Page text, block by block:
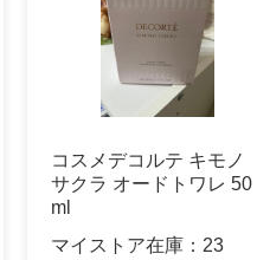
コスメデコルテ キモノ
サクラ オードトワレ 50
ml
マイストア在庫： 23